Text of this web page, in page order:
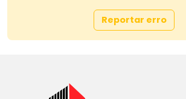
Reportar erro